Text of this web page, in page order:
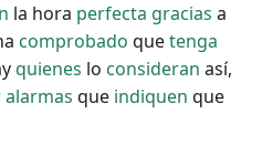
la hora perfecta gracias a
comprobado quetenga
quienes lo consideran así,
alarmas que indiquen que